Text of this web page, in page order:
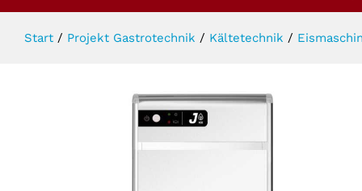
Start / Projekt Gastrotechnik / Kältetechnik /